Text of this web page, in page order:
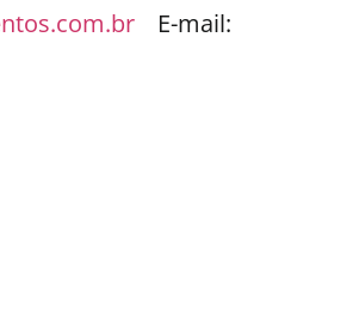
E-mail: